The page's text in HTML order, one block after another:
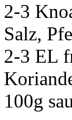
2-3
Salz,
2-3 EL
100g